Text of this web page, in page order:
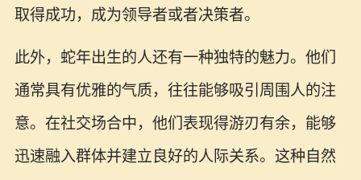
取得成功，成为领导者或者决策者。
此外，蛇年出生的人还有一种独特的魅力。他们
通常具有优雅的气质，往往能够吸引周围人的注
意。在社交场合中，他们表现得游刃有余，能够
迅速融入群体并建立良好的人际关系。这种自然